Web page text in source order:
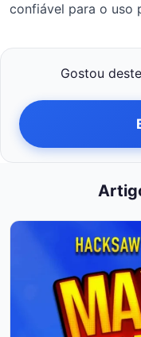
confiável para o uso
Gostou